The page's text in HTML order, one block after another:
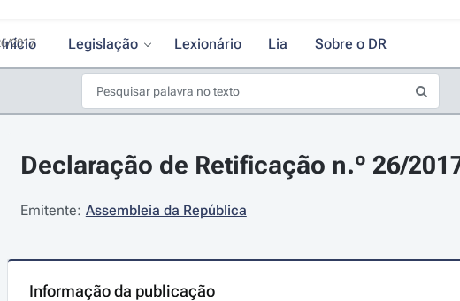
Início Legislação Lexionário Lia Sobre o DR
Declaração de Retificação n.º 26/2017
Declaração de Retificação n.º 26/
Emitente: Assembleia da República
Informação da publicação